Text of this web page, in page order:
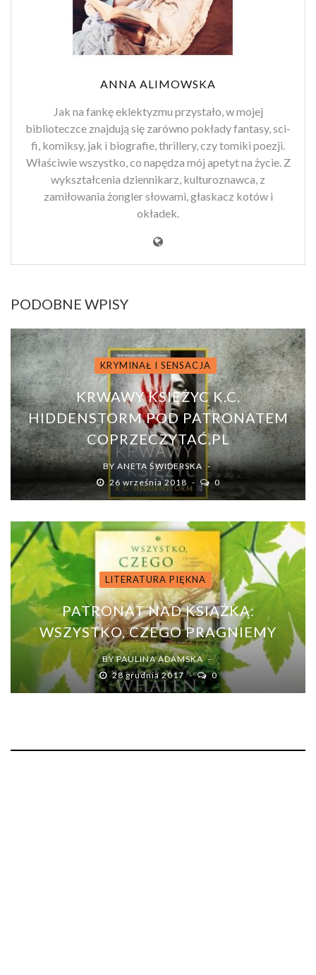
ANNA ALIMOWSKA
Jak na fankę eklektyzmu przystało, w mojej
biblioteczce znajdują się zarówno pokłady fantasy, sci-
fi, komiksy, jak i biografie, thrillery, czy tomiki poezji.
Właściwie wszystko, co napędza mój apetyt na życie. Z
wykształcenia dziennikarz, kulturoznawca, z
zamiłowania żongler słowami, głaskacz kotów i
okładek.
PODOBNE WPISY
KRYMINAŁ I SENSACJA
KRWAWY KSIĘŻYC K.C.
HIDDENSTORM POD PATRONATEM
COPRZECZYTAĆ.PL
BY ANETA ŚWIDERSKA
26 września 2018
0
LITERATURA PIĘKNA
PATRONAT NAD KSIĄŻKĄ:
WSZYSTKO, CZEGO PRAGNIEMY
BYPAULINA ADAMSKA
28 grudnia 2017
0